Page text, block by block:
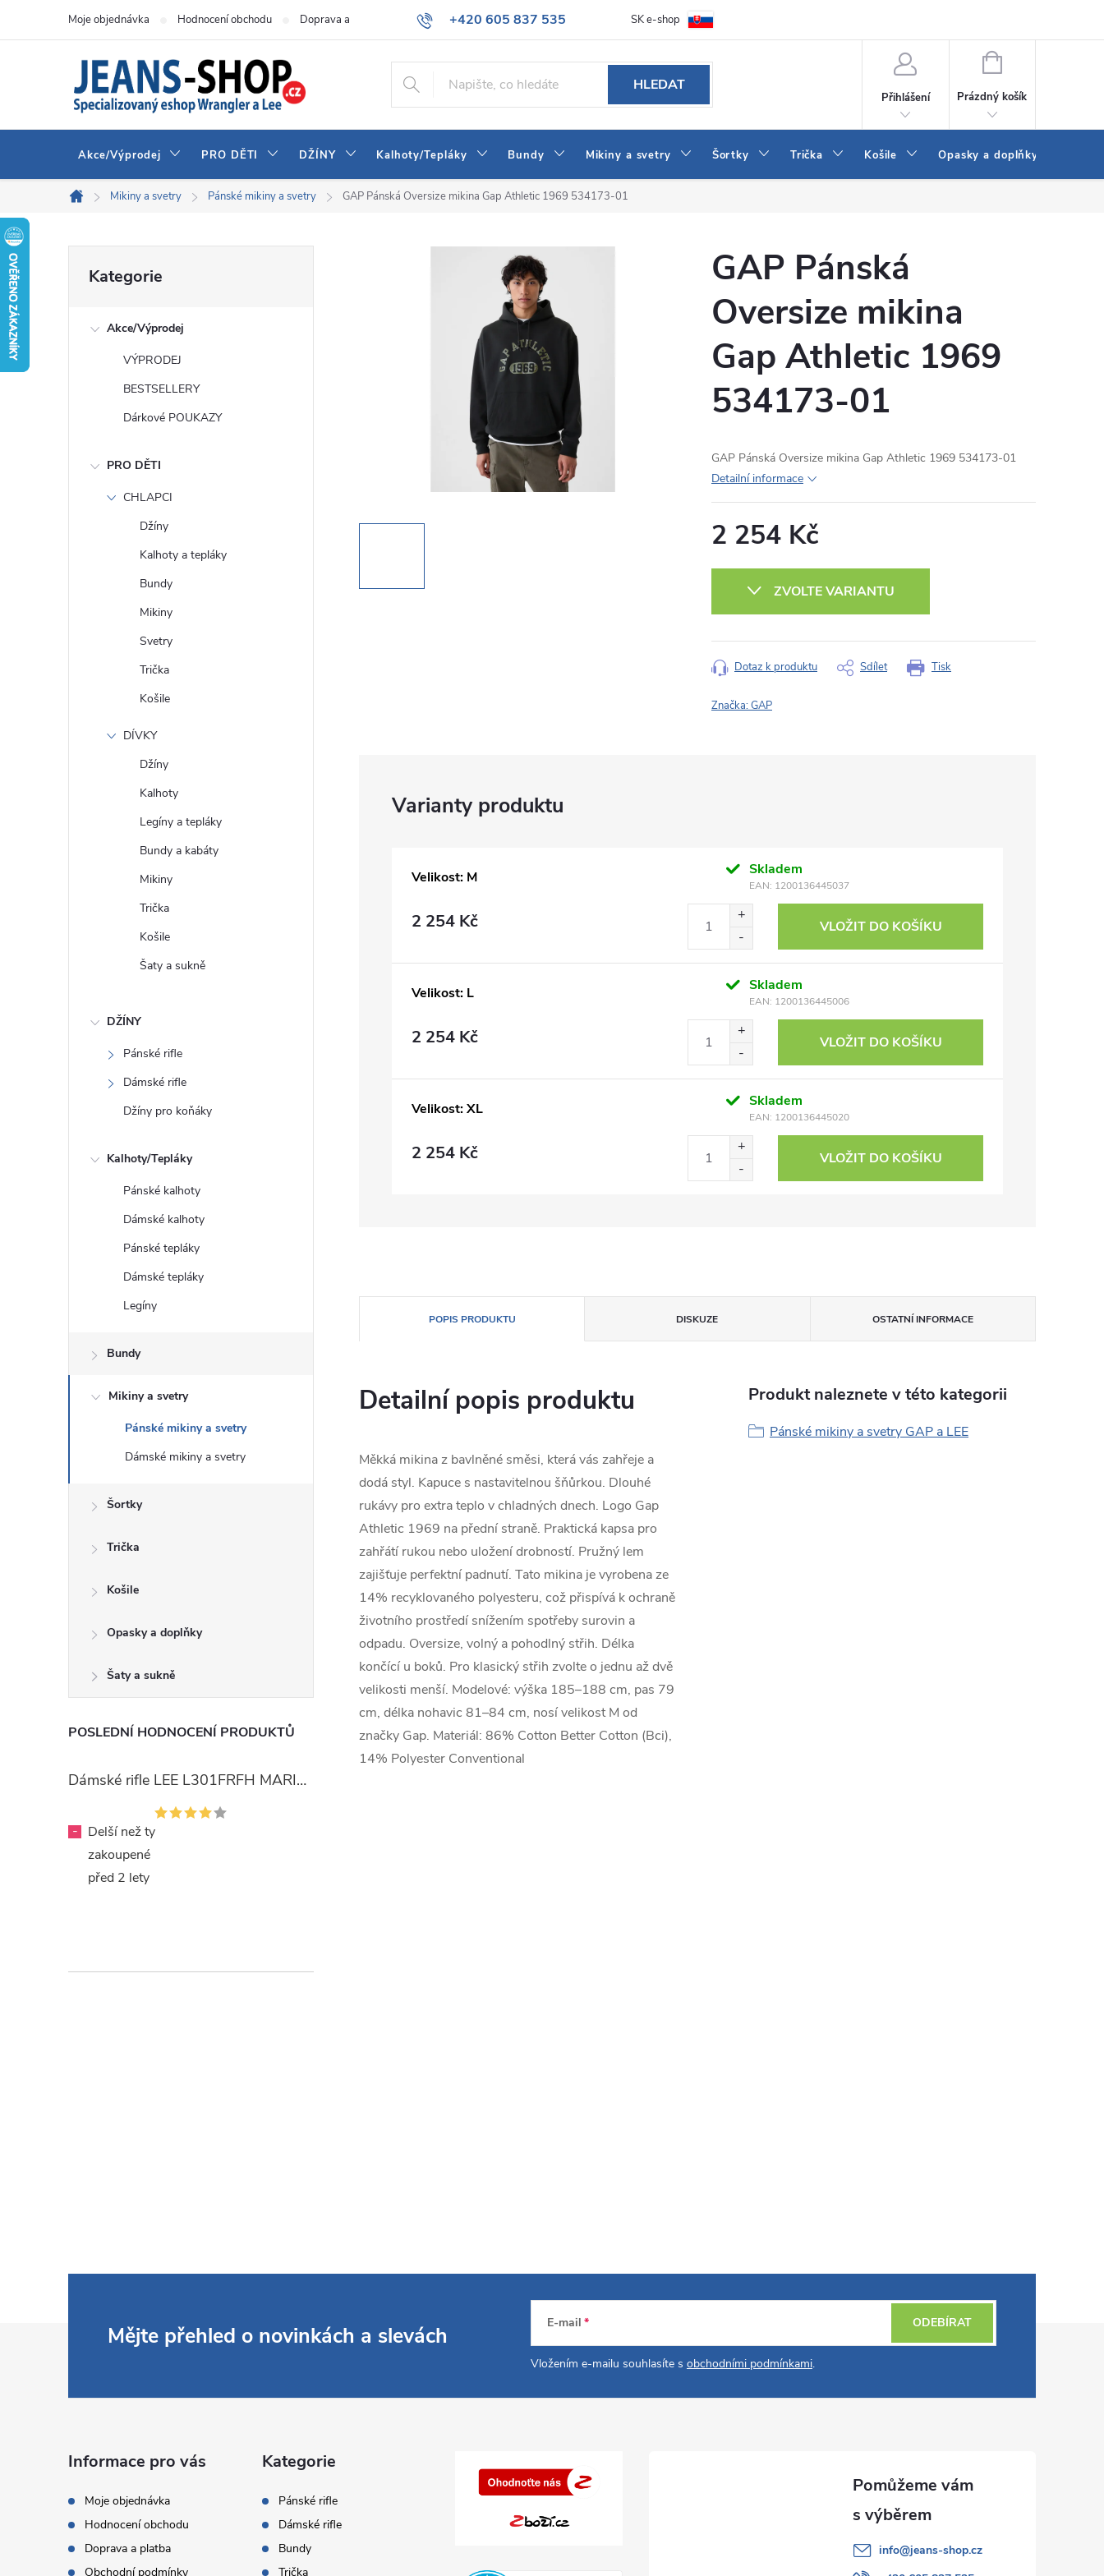
+420 605 837 535
info@jeans-shop.cz
Moje objednávka Hodnocení obchodu Doprava a platba Obchodní podmínky Naše prodejna Blog Kontakt
SK e-shop
HLEDAT
Přihlášení
NÁKUPNÍ
Prázdný košík
Akce/Výprodej PRO DĚTI DŽÍNY Kalhoty/Tepláky Bundy Mikiny a svetry Šortky Trička Košile Opasky a doplňky
Domů
Mikiny a svetry Pánské mikiny a svetry GAP Pánská Oversize mikina Gap Athletic 1969 534173-01
kategorie
Kategorie
Akce/Výprodej
VÝPRODEJ
BESTSELLERY
Dárkové POUKAZY
PRO DĚTI
CHLAPCI
Džíny
Kalhoty a tepláky
Bundy
Mikiny
Svetry
Trička
Košile
DÍVKY
Džíny
Kalhoty
Legíny a tepláky
Bundy a kabáty
Mikiny
Trička
Košile
Šaty a sukně
DŽÍNY
Pánské rifle
Dámské rifle
Džíny pro koňáky
Kalhoty/Tepláky
Pánské kalhoty
Dámské kalhoty
Pánské tepláky
Dámské tepláky
Legíny
Bundy
Mikiny a svetry
Pánské mikiny a svetry
Dámské mikiny a svetry
Šortky
Trička
Košile
Opasky a doplňky
Šaty a sukně
POSLEDNÍ HODNOCENÍ PRODUKTŮ
Dámské rifle LEE L301FRFH MARION STRAIGHT RINSE
-
Delší než ty
zakoupené
před 2 lety
GAP Pánská
Oversize mikina
Gap Athletic 1969
534173-01
GAP Pánská Oversize mikina Gap Athletic 1969 534173-01
Detailní informace
2 254 Kč
ZVOLTE VARIANTU
Tisk
Dotaz k produktu Sdílet
Značka:GAP
Velikost: M Skladem
EAN: 1200136445037
2 254 Kč VLOŽIT DO KOŠÍKU
Velikost: L Skladem
EAN: 1200136445006
2 254 Kč VLOŽIT DO KOŠÍKU
Velikost: XL Skladem
EAN: 1200136445020
2 254 Kč VLOŽIT DO KOŠÍKU
POPIS PRODUKTU DISKUZE OSTATNÍ INFORMACE
Detailní popis produktu
Měkká mikina z bavlněné směsi, která vás zahřeje a
dodá styl. Kapuce s nastavitelnou šňůrkou. Dlouhé
rukávy pro extra teplo v chladných dnech. Logo Gap
Athletic 1969 na přední straně. Praktická kapsa pro
zahřátí rukou nebo uložení drobností. Pružný lem
zajišťuje perfektní padnutí. Tato mikina je vyrobena ze
14% recyklovaného polyesteru, což přispívá k ochraně
životního prostředí snížením spotřeby surovin a
odpadu. Oversize, volný a pohodlný střih. Délka
končící u boků. Pro klasický střih zvolte o jednu až dvě
velikosti menší. Modelové: výška 185–188 cm, pas 79
cm, délka nohavic 81–84 cm, nosí velikost M od
značky Gap. Materiál: 86% Cotton Better Cotton (Bci),
14% Polyester Conventional
Produkt naleznete v této kategorii
Pánské mikiny a svetry GAP a LEE
Mějte přehled o novinkách a slevách E-mail
Vložením e-mailu souhlasíte s obchodními podmínkami.
ODEBÍRAT
Informace pro vás
Moje objednávka
Hodnocení obchodu
Doprava a platba
Obchodní podmínky
Kategorie
Pánské rifle
Dámské rifle
Bundy
Trička
info@jeans-shop.cz